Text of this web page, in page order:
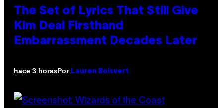
The Set of Lyrics That Still Give
Kim Deal Firsthand
Embarrassment Decades Later
hace 3 horasPor Lauren Boisvert